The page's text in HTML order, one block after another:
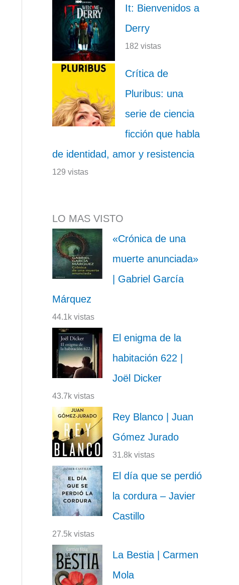
It: Bienvenidos a
Derry
182 vistas
Crítica de
Pluribus: una
serie de ciencia
ficción que habla
de identidad, amor y resistencia
129 vistas
LO MAS VISTO
«Crónica de una
muerte anunciada»
| Gabriel García
Márquez
44.1k vistas
El enigma de la
habitación 622 |
Joël Dicker
43.7k vistas
Rey Blanco | Juan
Gómez Jurado
31.8k vistas
El día que se perdió
la cordura – Javier
Castillo
27.5k vistas
La Bestia | Carmen
Mola